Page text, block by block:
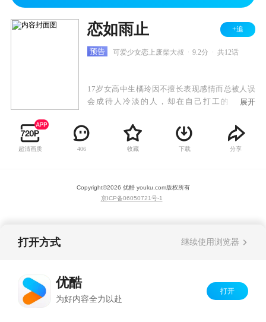
恋如雨止 +追
预告 可爱少女恋上废柴大叔 9.2分 共12话
17岁女高中生橘玲因不擅长表现感情而总被人误
会成待人冷淡的人，却在自己打工的家庭餐
情......
展开
超清画质 406 收藏 下载 分享
Copyright©2026 优酷 youku.com版权所有
京ICP备06050721号-1
打开方式 继续使用浏览器
优酷
为好内容全力以赴
打开